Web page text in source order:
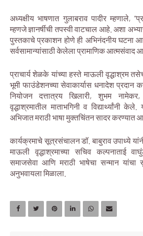
अध्यक्षीय भाषणात गुलाबराव पादीर म्हणाले,
म्हणजे ज्ञानर्षीची तपस्वी वाटचाल आहे. अशा
पुस्तकाचे प्रकाशन होणे ही अभिनंदनीय घटना
सर्वसामान्यांसाठी केलेला प्रामाणिक आत्मसंवाद
प्राचार्य शेळके यांच्या हस्ते माऊली वृद्धाश्रम
भूमी फाउंडेशनच्या सेवाकार्यास धनादेश प्रदान
नियोजन दत्तात्रय खिलारी, शुभम
वृद्धाश्रमातील माताभगिनी व विद्यार्थ्यांनी
अभिजात मराठी भाषा मुक्तचिंतन सादर करण्यात
कार्यक्रमाचे सूत्रसंचालन डॉ. बाबुराव उपाध्ये
माऊली वृद्धाश्रमाच्या सचिव कल्पनाताई
समाजसेवा आणि मराठी भाषेचा सन्मान
अनुभवायला मिळाला.